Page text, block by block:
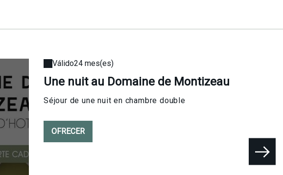
Válido24 mes(es)
Une nuit au Domaine de Montizeau
Séjour de une nuit en chambre double
OFRECER